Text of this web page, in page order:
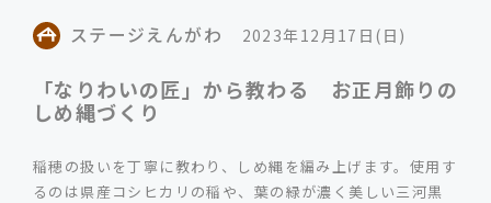
ステージえんがわ 2023年12月17日(日)
「なりわいの匠」から教わる お正月飾りの
しめ縄づくり
稲穂の扱いを丁寧に教わり、しめ縄を編み上げます。使用す
るのは県産コシヒカリの稲や、葉の緑が濃く美しい三河黒